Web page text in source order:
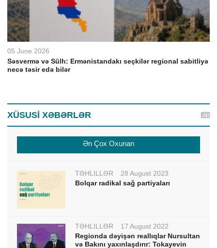
05 June 2026
Səsvermə və Sülh: Ermənistandakı seçkilər regional sabitliyə
necə təsir edə bilər
XÜSUSİ XƏBƏRLƏR
Ən Çox Oxunan
TƏHLİLLƏR
28 August 2023
Bolqar radikal sağ partiyaları
TƏHLİLLƏR
17 August 2022
Regionda dəyişən reallıqlar Nursultan
və Bakını yaxınlaşdırır: Tokayevin